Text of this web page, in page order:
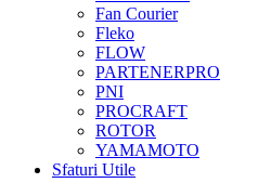
Fan Courier
Fleko
FLOW
PARTENERPRO
PNI
PROCRAFT
ROTOR
YAMAMOTO
Sfaturi Utile